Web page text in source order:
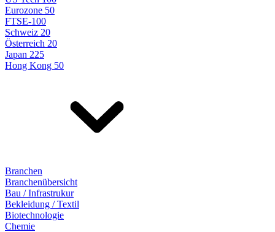
Eurozone 50
FTSE-100
Schweiz 20
Österreich 20
Japan 225
Hong Kong 50
Branchen
Branchenübersicht
Bau / Infrastrukur
Bekleidung / Textil
Biotechnologie
Chemie